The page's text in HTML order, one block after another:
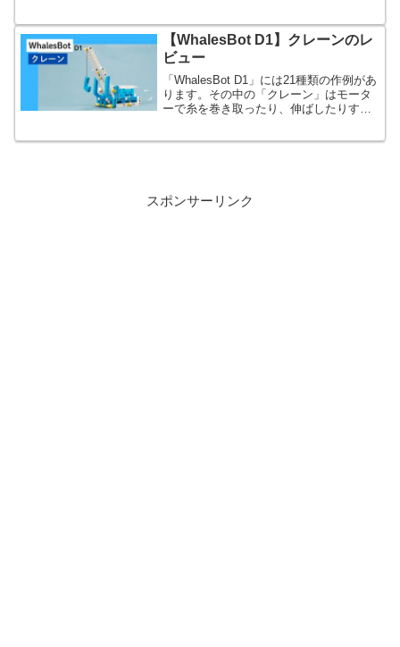
【WhalesBot D1】クレーンのレ
ビュー
「WhalesBot D1」には21種類の作例があ
ります。その中の「クレーン」はモータ
ーで糸を巻き取ったり、伸ばしたりする
スポンサーリンク